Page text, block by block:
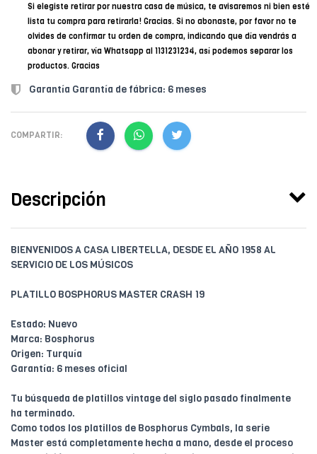
Si elegiste retirar por nuestra casa de música, te avisaremos ni bien esté
lista tu compra para retirarla! Gracias. Si no abonaste, por favor no te
olvides de confirmar tu orden de compra, indicando que día vendrás a
abonar y retirar, vía Whatsapp al 1131231234, así podemos separar los
productos. Gracias
Garantía Garantía de fábrica: 6 meses
COMPARTIR:
Descripción
BIENVENIDOS A CASA LIBERTELLA, DESDE EL AÑO 1958 AL
SERVICIO DE LOS MÚSICOS
PLATILLO BOSPHORUS MASTER CRASH 19
Estado: Nuevo
Marca: Bosphorus
Origen: Turquía
Garantía: 6 meses oficial
Tu búsqueda de platillos vintage del siglo pasado finalmente
ha terminado.
Como todos los platillos de Bosphorus Cymbals, la serie
Master está completamente hecha a mano, desde el proceso